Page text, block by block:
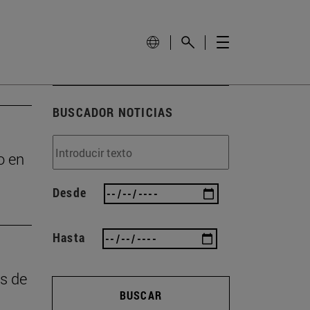
en
de
BUSCADOR NOTICIAS
Desde
Hasta
BUSCAR